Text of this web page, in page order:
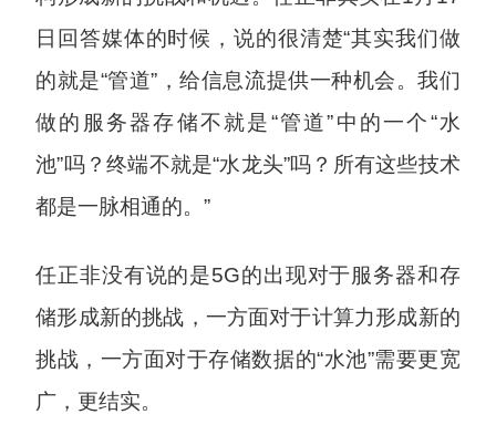
日回答媒体的时候，说的很清楚“其实我们做
的就是“管道”，给信息流提供一种机会。我们
做的服务器存储不就是“管道”中的一个“水
池”吗？终端不就是“水龙头”吗？所有这些技术
都是一脉相通的。”
任正非没有说的是5G的出现对于服务器和存
储形成新的挑战，一方面对于计算力形成新的
挑战，一方面对于存储数据的“水池”需要更宽
广，更结实。